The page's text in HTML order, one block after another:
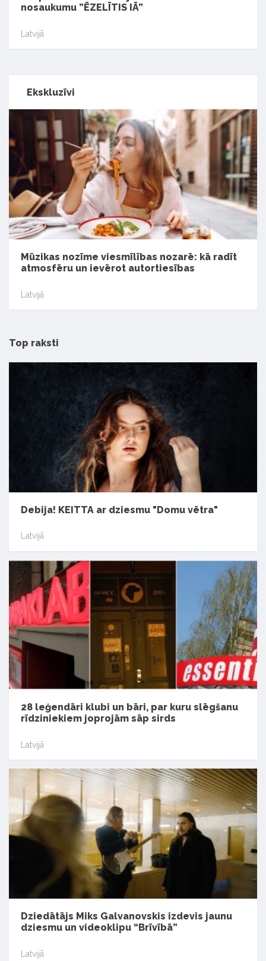
nosaukumu ”ĒZELĪTIS IĀ”
Latvijā
Ekskluzīvi
Mūzikas nozīme viesmīlības nozarē: kā radīt
atmosfēru un ievērot autortiesības
Latvijā
Top raksti
Debija! KEITTA ar dziesmu "Domu vētra"
Latvijā
28 leģendāri klubi un bāri, par kuru slēgšanu
rīdziniekiem joprojām sāp sirds
Latvijā
Dziedātājs Miks Galvanovskis izdevis jaunu
dziesmu un videoklipu “Brīvībā”
Latvijā